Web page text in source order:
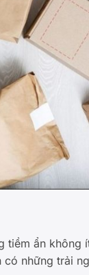
tiềm ẩn
những trải